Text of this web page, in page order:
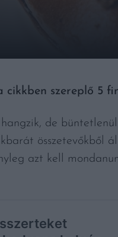
szereplő 5
de
összetevőkből
azt kell